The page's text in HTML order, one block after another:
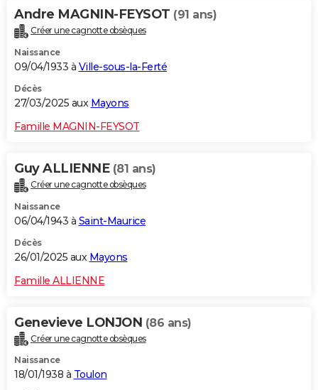
Bricolage
Lifestyle
Culture
Television
Voyage
Andre MAGNIN-FEYSOT (91 ans)
Créer une cagnotte obsèques
Naissance
09/04/1933 à Ville-sous-la-Ferté
Décès
27/03/2025 aux Mayons
Famille MAGNIN-FEYSOT
Guy ALLIENNE (81 ans)
Créer une cagnotte obsèques
Naissance
06/04/1943 à Saint-Maurice
Décès
26/01/2025 aux Mayons
Famille ALLIENNE
Genevieve LONJON (86 ans)
Créer une cagnotte obsèques
Naissance
18/01/1938 à Toulon